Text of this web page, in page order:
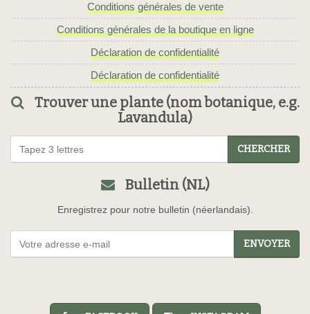
Conditions générales de vente
Conditions générales de la boutique en ligne
Déclaration de confidentialité
Déclaration de confidentialité
Trouver une plante (nom botanique, e.g.
Lavandula)
CHERCHER
Bulletin (NL)
Enregistrez pour notre bulletin (néerlandais).
ENVOYER